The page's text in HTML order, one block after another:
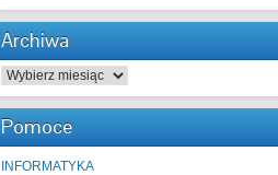
Archiwa
Archiwa
Pomoce
INFORMATYKA